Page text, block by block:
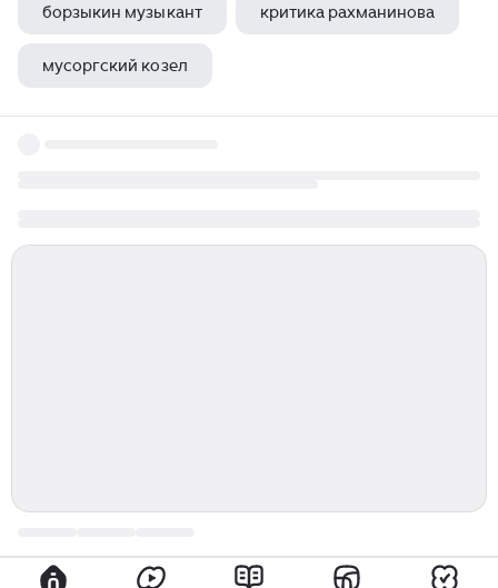
борзыкин музыкант критика рахманинова
мусоргский козел